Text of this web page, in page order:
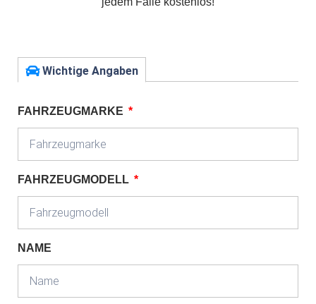
Wichtige Angaben
FAHRZEUGMARKE
FAHRZEUGMODELL
NAME